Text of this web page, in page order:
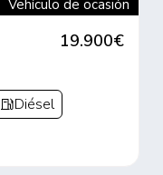
Vehículo de ocasión
19.900€
Diésel